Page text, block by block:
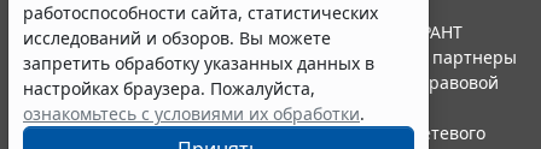
работоспособности сайта, статистических
исследований и обзоров. Вы можете
запретить обработку указанных данных в
настройках браузера. Пожалуйста,
ознакомьтесь с условиями их обработки.
© ООО "НПП "ГАРАНТ-СЕРВИС", 2026. Система ГАРАНТ
выпускается с 1990 года. Компания "Гарант" и ее партнеры
являются участниками Российской ассоциации правовой
информации ГАРАНТ.
Портал ГАРАНТ.РУ зарегистрирован в качестве сетевого